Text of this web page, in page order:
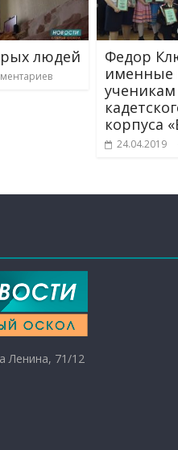
людей
Федор
именные
корпуса
24.04.2019
Ленина, 71/12